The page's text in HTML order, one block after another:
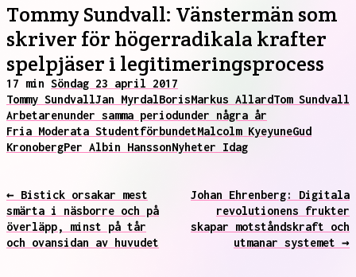
Tommy Sundvall: Vänstermän som
skriver för högerradikala krafter
spelpjäser i legitimeringsprocess
17 min Söndag 23 april 2017
Tommy SundvallJan MyrdalBorisMarkus AllardTom Sundvall
Arbetarenunder samma periodunder några år
Fria Moderata StudentförbundetMalcolm KyeyuneGud
KronobergPer Albin HanssonNyheter Idag
← Bistick orsakar mest
smärta i näsborre och på
överläpp, minst på tår
och ovansidan av huvudet
Johan Ehrenberg: Digitala
revolutionens frukter
skapar motståndskraft och
utmanar systemet →